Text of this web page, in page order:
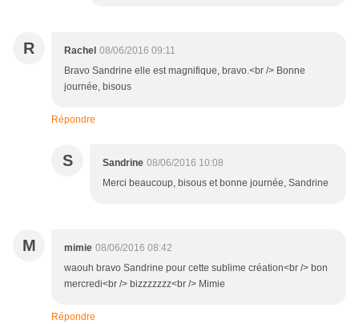
R Rachel 08/06/2016 09:11
Bravo Sandrine elle est magnifique, bravo.<br /> Bonne
journée, bisous
Répondre
S Sandrine 08/06/2016 10:08
Merci beaucoup, bisous et bonne journée, Sandrine
M mimie 08/06/2016 08:42
waouh bravo Sandrine pour cette sublime création<br /> bon
mercredi<br /> bizzzzzzz<br /> Mimie
Répondre